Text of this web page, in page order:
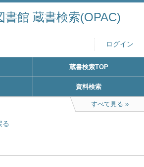
書館 蔵書検索(OPAC)
ログイン
蔵書検索TOP
資料検索
すべて見る
る